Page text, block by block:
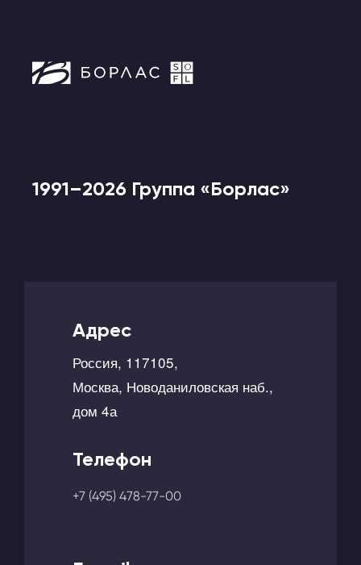
1991–2026 Группа «Борлас»
Адрес
Россия, 117105,
Москва, Новоданиловская наб.,
дом 4а
Телефон
+7 (495) 478-77-00